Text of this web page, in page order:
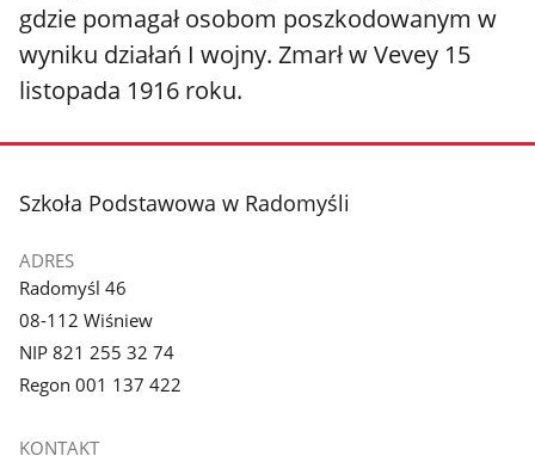
gdzie pomagał osobom poszkodowanym w
wyniku działań I wojny. Zmarł w Vevey 15
listopada 1916 roku.
stopka
Szkoła Podstawowa w Radomyśli
ADRES
Radomyśl 46
08-112 Wiśniew
NIP 821 255 32 74
Regon 001 137 422
KONTAKT